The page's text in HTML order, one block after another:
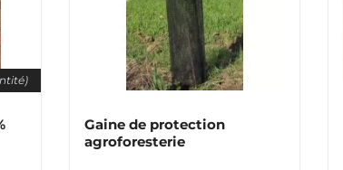
Gaine de protection
agroforesterie